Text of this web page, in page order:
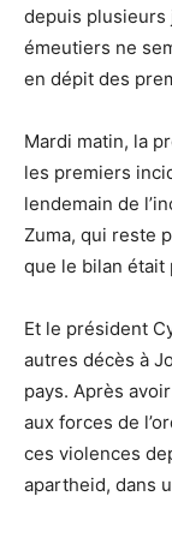
depuis plusieurs
émeutiers ne
en dépit des
Mardi matin, la
les premiers
lendemain de
Zuma, qui reste
que le bilan était
Et le président
autres décès à
pays. Après
aux forces de
ces violences
apartheid, dans